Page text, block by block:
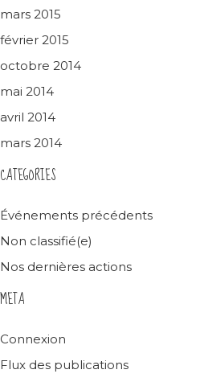
mars 2015
février 2015
octobre 2014
mai 2014
avril 2014
mars 2014
CATEGORIES
Événements précédents
Non classifié(e)
Nos dernières actions
META
Connexion
Flux des publications